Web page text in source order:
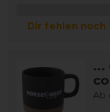
Dir fehlen noch
...
Ab